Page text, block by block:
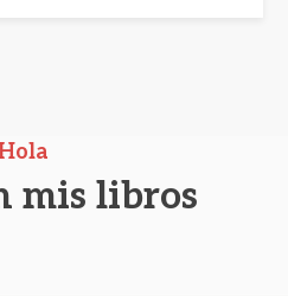
mis libros